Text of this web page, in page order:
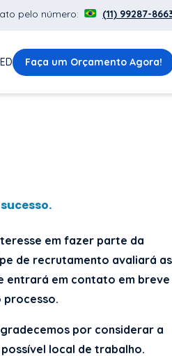
pelo número: (11) 99287-
Faça um Orçamento Agora!
em fazer parte da
de recrutamento avaliará as
entrará em contato em breve
processo.
por considerar a
local de trabalho.